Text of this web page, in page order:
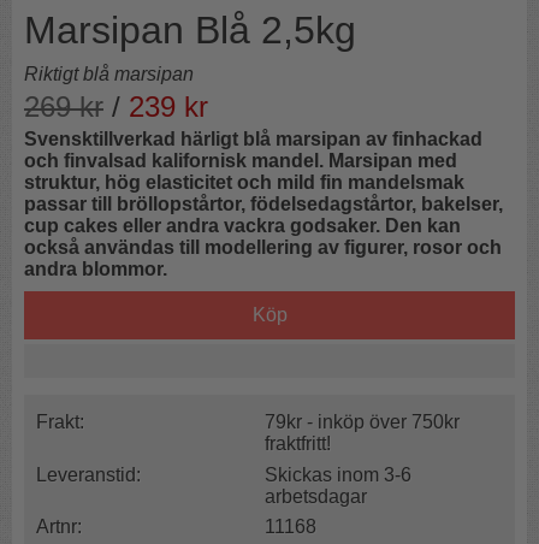
Marsipan Blå 2,5kg
Riktigt blå marsipan
269kr / 239 kr
Svensktillverkad härligt blå marsipan av finhackad
och finvalsad kalifornisk mandel. Marsipan med
struktur, hög elasticitet och mild fin mandelsmak
passar till bröllopstårtor, födelsedagstårtor, bakelser,
cup cakes eller andra vackra godsaker. Den kan
också användas till modellering av figurer, rosor och
andra blommor.
Köp
Frakt:
79kr - inköp över 750kr
fraktfritt!
Leveranstid:
Skickas inom 3-6
arbetsdagar
Artnr:
11168